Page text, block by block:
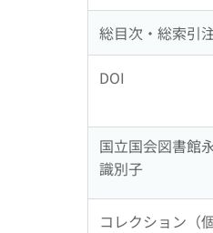
総目次・総索引
DOI
国立国会図書館
識別子
コレクション（個